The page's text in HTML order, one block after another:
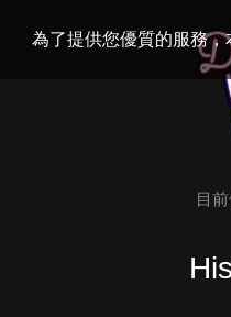
為了提供您優質的服務
目前